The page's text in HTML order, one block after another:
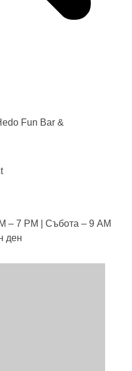
Fun Bar &
– 7 PM | Събота – 9 AM
ден